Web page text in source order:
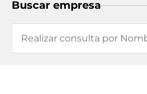
Buscar empresa